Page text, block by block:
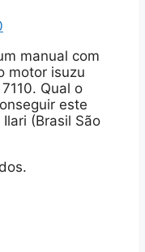
manual com
motor isuzu
Qual o
este
(Brasil São